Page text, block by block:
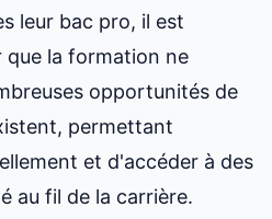
leur bac pro, il est
la formation ne
opportunités de
permettant
et d'accéder à des
au fil de la carrière.